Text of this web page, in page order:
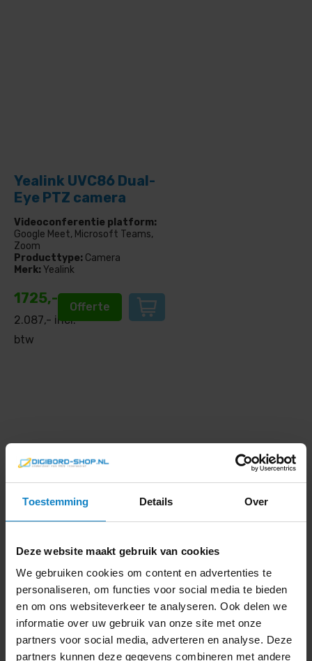
Toestemming Details Over
Deze website maakt gebruik van cookies
We gebruiken cookies om content en advertenties te
personaliseren, om functies voor social media te bieden
en om ons websiteverkeer te analyseren. Ook delen we
informatie over uw gebruik van onze site met onze
partners voor social media, adverteren en analyse. Deze
partners kunnen deze gegevens combineren met andere
Yealink UVC86 Dual-
Eye PTZ camera
Videoconferentie platform:
Google Meet, Microsoft Teams,
Zoom
Producttype: Camera
Merk:Yealink
1725,-
2.087,- incl.
btw
Offerte
V555T | Teams Room
Display 55 inch
Merk:MAXHUB
Schermgrootte:55 inch
Model:MAXHUB XBoard V7 –
V555T